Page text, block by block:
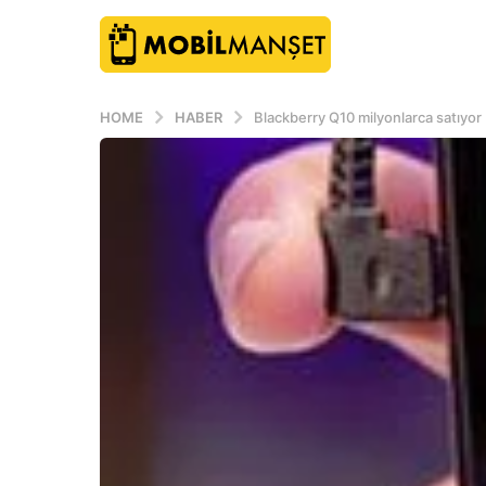
HOME HABER Blackberry Q10 milyonlarca satıyor